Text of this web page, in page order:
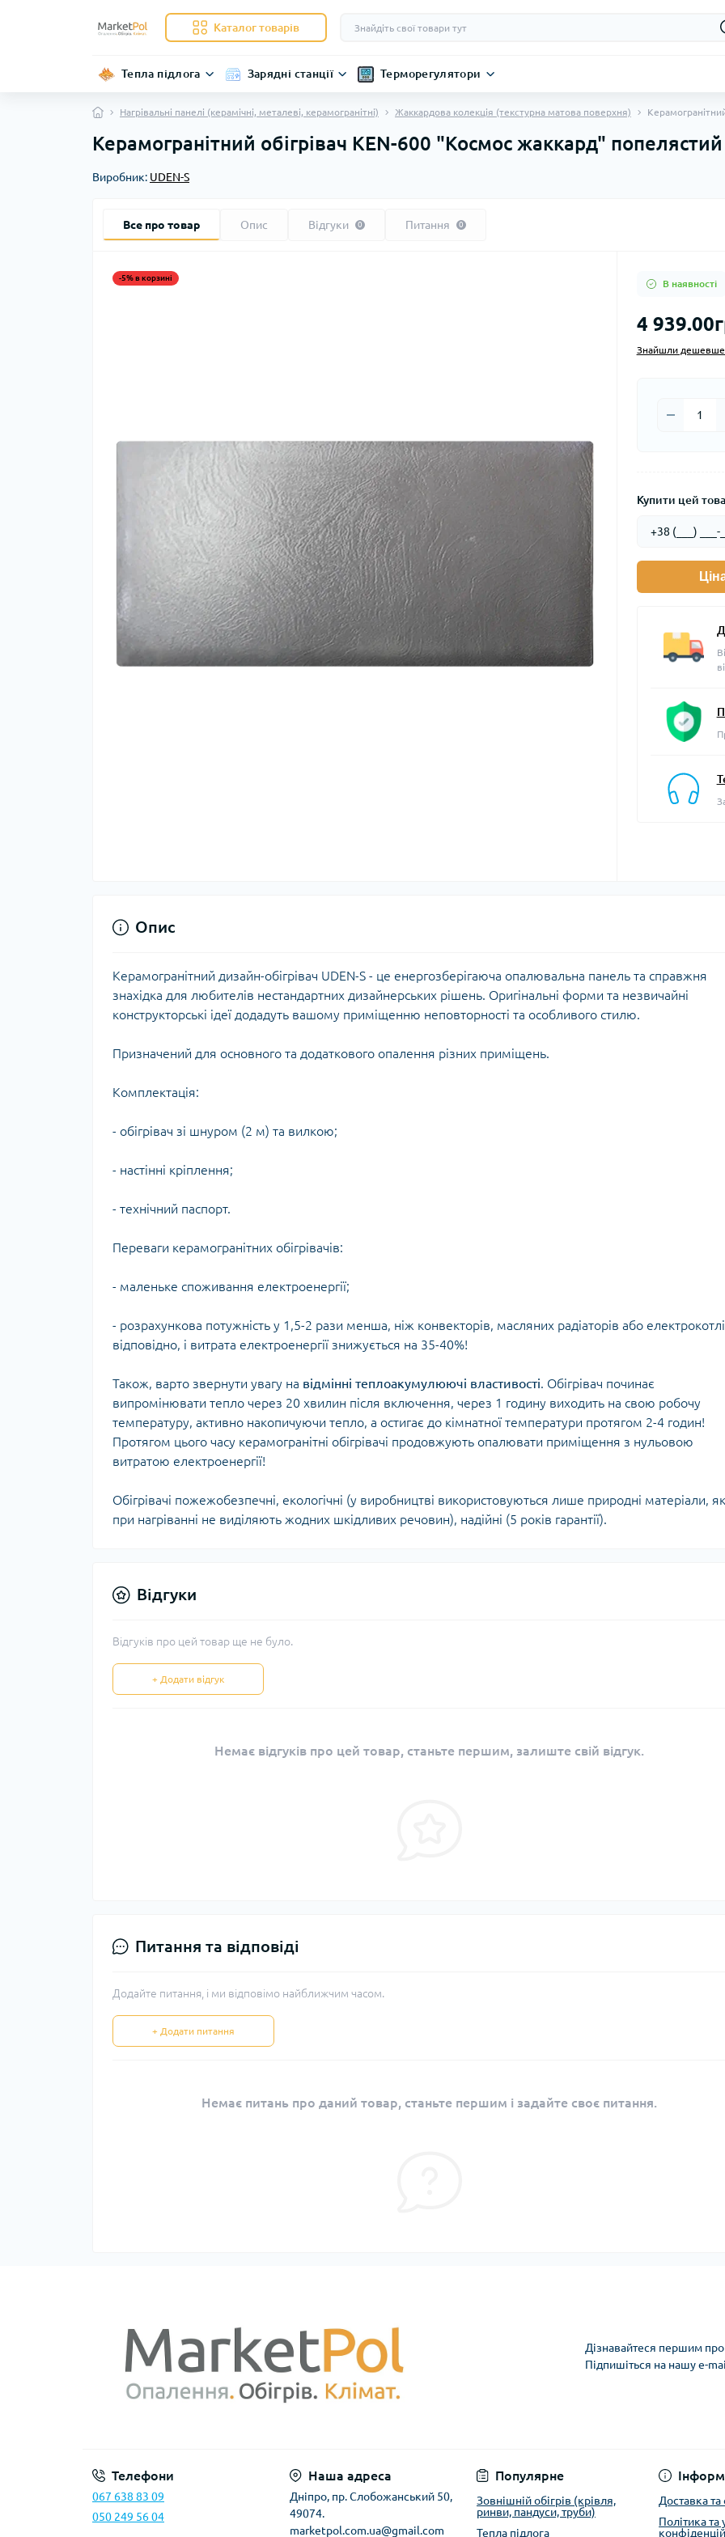
Каталог товарів
Тепла підлога Зарядні станції Терморегулятори
Нагрівальні панелі (керамічні, металеві, керамогранітні) Жаккардова колекція (текстурна матова поверхня)
Керамогранітний обігрівач KEN-600 "Космос жаккард" попелястий
Виробник: UDEN-S
Все про товар Опис Відгуки 0 Питання 0
-5% в корзині
В наявності
4
Знайшли
Купити цей
Опис
Керамогранітний дизайн-обігрівач UDEN-S - це енергозберігаюча опалювальна панель та справжня
знахідка для любителів нестандартних дизайнерських рішень. Оригінальні форми та незвичайні
конструкторські ідеї додадуть вашому приміщенню неповторності та особливого стилю.
Призначений для основного та додаткового опалення різних приміщень.
Комплектація:
- обігрівач зі шнуром (2 м) та вилкою;
- настінні кріплення;
- технічний паспорт.
Переваги керамогранітних обігрівачів:
- маленьке споживання електроенергії;
- розрахункова потужність у 1,5-2 рази менша, ніж конвекторів, масляних радіаторів або
відповідно, і витрата електроенергії знижується на 35-40%!
Також, варто звернути увагу на відмінні теплоакумулюючі властивості. Обігрівач починає
випромінювати тепло через 20 хвилин після включення, через 1 годину виходить на свою робочу
температуру, активно накопичуючи тепло, а остигає до кімнатної температури протягом 2-4 годин!
Протягом цього часу керамогранітні обігрівачі продовжують опалювати приміщення з нульовою
витратою електроенергії!
Обігрівачі пожежобезпечні, екологічні (у виробництві використовуються лише природні матеріали,
при нагріванні не виділяють жодних шкідливих речовин), надійні (5 років гарантії).
Відгуки
Відгуків про цей товар ще не було.
+ Додати відгук
Немає відгуків про цей товар, станьте першим, залиште свій відгук.
Питання та відповіді
Додайте питання, і ми відповімо найближчим часом.
+ Додати питання
Немає питань про даний товар, станьте першим і задайте своє питання.
Дізнавайтеся першим про
Підпишіться на нашу e-
Телефони
067 638 83 09
050 249 56 04
Наша адреса
Дніпро, пр. Слобожанський 50,
49074.
marketpol.com.ua@gmail.com
Популярне
Зовнішній обігрів (крівля,
ринви, пандуси, труби)
Тепла підлога
Доставка та
Політика та